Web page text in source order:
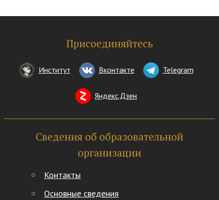
Присоединяйтесь
Институт Вконтакте Telegram
Яндекс.Дзен
Сведения об образовательной
организации
Контакты
Основные сведения